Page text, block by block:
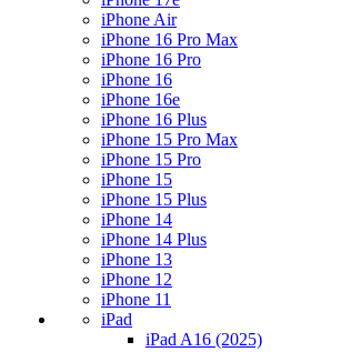
iPhone Air
iPhone 16 Pro Max
iPhone 16 Pro
iPhone 16
iPhone 16e
iPhone 16 Plus
iPhone 15 Pro Max
iPhone 15 Pro
iPhone 15
iPhone 15 Plus
iPhone 14
iPhone 14 Plus
iPhone 13
iPhone 12
iPhone 11
iPad
iPad A16 (2025)